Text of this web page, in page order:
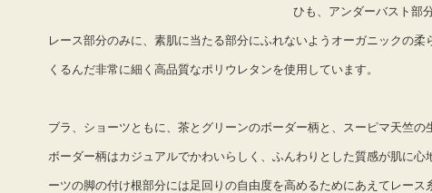
ひも、アンダーバスト部
レース部分のみに、素肌に当たる部分にふれないようオーガニックの柔
くるんだ非常に細く高品質なポリウレタンを使用しています。
ブラ、ショーツともに、茶とグリーンのボーダー柄と、スーピマ天竺の
ボーダー柄はカジュアルでかわいらしく、ふんわりとした質感が肌に心
ーツの脚の付け根部分には足回りの自由度を高めるためにあえてレース